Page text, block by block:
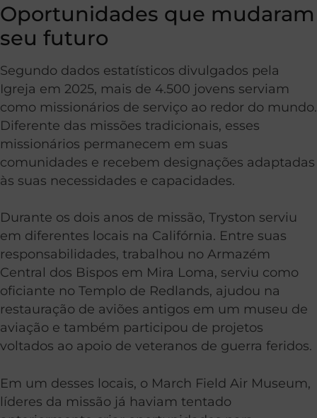
Oportunidades que mudaram
seu futuro
Segundo dados estatísticos divulgados pela
Igreja em 2025, mais de 4.500 jovens serviam
como missionários de serviço ao redor do mundo.
Diferente das missões tradicionais, esses
missionários permanecem em suas
comunidades e recebem designações adaptadas
às suas necessidades e capacidades.
Durante os dois anos de missão, Tryston serviu
em diferentes locais na Califórnia. Entre suas
responsabilidades, trabalhou no Armazém
Central dos Bispos em Mira Loma, serviu como
oficiante no Templo de Redlands, ajudou na
restauração de aviões antigos em um museu de
aviação e também participou de projetos
voltados ao apoio de veteranos de guerra feridos.
Em um desses locais, o March Field Air Museum,
líderes da missão já haviam tentado